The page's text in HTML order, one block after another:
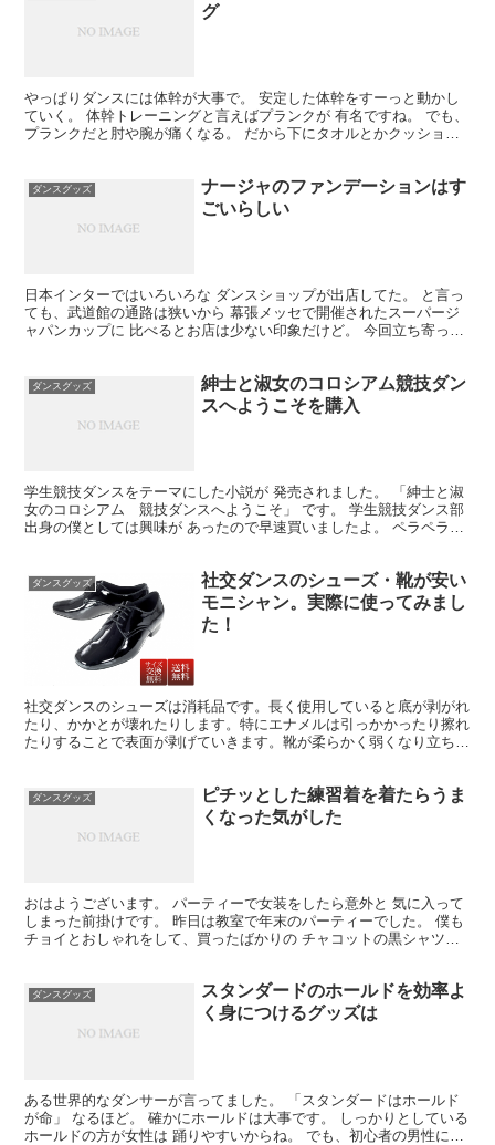
グ
やっぱりダンスには体幹が大事で。 安定した体幹をすーっと動かし
ていく。 体幹トレーニングと言えばプランクが 有名ですね。 でも、
プランクだと肘や腕が痛くなる。 だから下にタオルとかクッション
ダンスグッズ
ナージャのファンデーションはす
ごいらしい
日本インターではいろいろな ダンスショップが出店してた。 と言っ
ても、武道館の通路は狭いから 幕張メッセで開催されたスーパージ
ャパンカップに 比べるとお店は少ない印象だけど。 今回立ち寄った
ダンスグッズ
紳士と淑女のコロシアム競技ダン
スへようこそを購入
学生競技ダンスをテーマにした小説が 発売されました。 「紳士と淑
女のコロシアム 競技ダンスへようこそ」 です。 学生競技ダンス部
出身の僕としては興味が あったので早速買いましたよ。 ペラペラっ
ダンスグッズ
社交ダンスのシューズ・靴が安い
モニシャン。実際に使ってみまし
た！
社交ダンスのシューズは消耗品です。長く使用していると底が剥がれ
たり、かかとが壊れたりします。特にエナメルは引っかかったり擦れ
たりすることで表面が剥げていきます。靴が柔らかく弱くなり立ちづ
ダンスグッズ
ピチッとした練習着を着たらうま
くなった気がした
おはようございます。 パーティーで女装をしたら意外と 気に入って
しまった前掛けです。 昨日は教室で年末のパーティーでした。 僕も
チョイとおしゃれをして、買ったばかりの チャコットの黒シャツを
ダンスグッズ
スタンダードのホールドを効率よ
く身につけるグッズは
ある世界的なダンサーが言ってました。 「スタンダードはホールド
が命」 なるほど。 確かにホールドは大事です。 しっかりとしている
ホールドの方が女性は 踊りやすいからね。 でも、初心者の男性にと